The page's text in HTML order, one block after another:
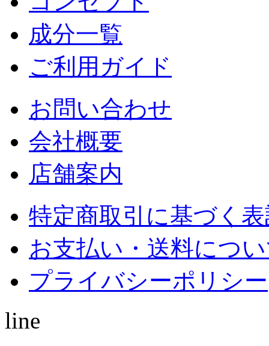
成分一覧
ご利用ガイド
お問い合わせ
会社概要
店舗案内
特定商取引に基づく
お支払い・送料につ
プライバシーポリシー
line